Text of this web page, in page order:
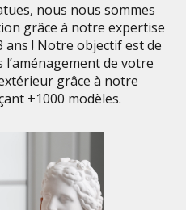
nous nous sommes
grâce à notre expertise
ans ! Notre objectif est de
de votre
grâce à notre
+1000 modèles.